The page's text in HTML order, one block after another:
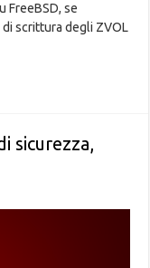
FreeBSD, se
scrittura degli ZVOL
sicurezza,